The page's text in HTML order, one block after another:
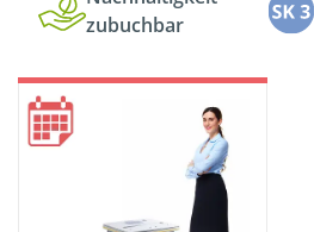
zubuchbar